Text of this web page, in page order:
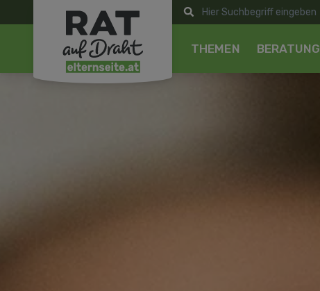
THEMEN BERATUNG